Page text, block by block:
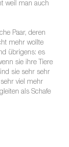
weil man auch
Paar, deren
mehr wollte
übrigens: es
sie ihre Tiere
sie sehr sehr
viel mehr
als Schafe